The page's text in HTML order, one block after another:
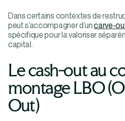
Dans certains contextes de
peut s’accompagner d’uncarve-
spécifique pour la valoriser
capital.
Le cash-out au
montage LBO
Out)